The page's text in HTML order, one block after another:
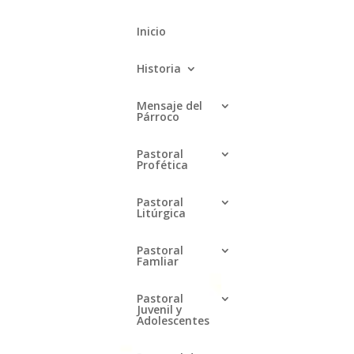
Inicio
Historia
Mensaje del
Párroco
Pastoral
Profética
Pastoral
Litúrgica
Pastoral
Famliar
Pastoral
Juvenil y
Adolescentes
Recent Posts
Rezo de los 46 Rosarios a la